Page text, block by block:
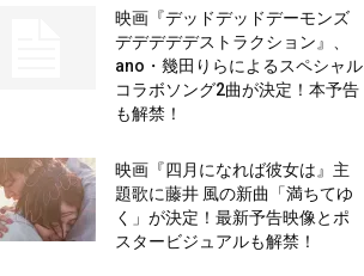
映画『デッドデッドデーモンズ
デデデデデストラクション』、
ano・幾田りらによるスペシャル
コラボソング2曲が決定！本予告
も解禁！
映画『四月になれば彼女は』主
題歌に藤井 風の新曲「満ちてゆ
く」が決定！最新予告映像とポ
スタービジュアルも解禁！